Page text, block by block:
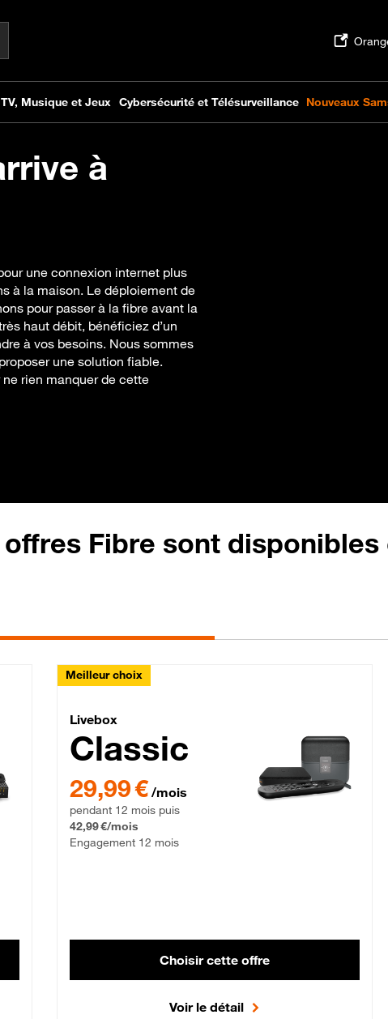
à
une connexion internet plus
à la maison. Le déploiement de
pour passer à la fibre avant la
haut débit, bénéficiez d’un
à vos besoins. Nous sommes
une solution fiable.
rien manquer de cette
Fibre sont disponibles
Lite Fibre
Meilleur choix
Livebox Classic Fibre
Livebox
Classic
29,99 € par mois pendant 12 mois puis 42,99 € par mois,
29,99 € /mois
pendant 12 mois puis
42,99 €/mois
Engagement 12 mois
Choisir cette offre
Voir le détail